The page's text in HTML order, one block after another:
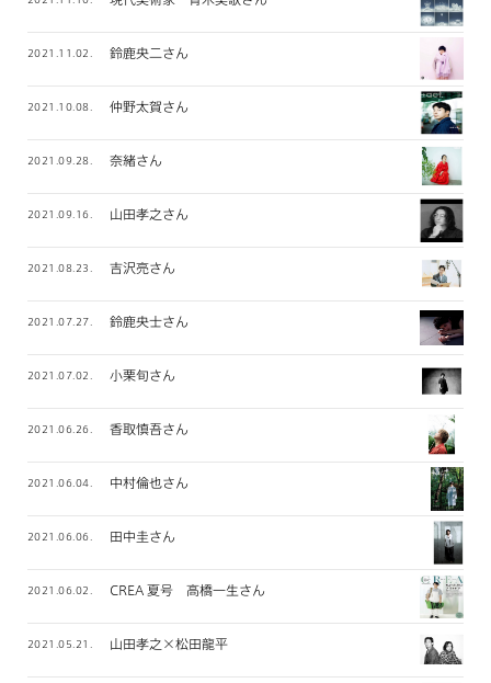
2021.11.02. 鈴鹿央二さん
2021.10.08. 仲野太賀さん
2021.09.28. 奈緒さん
2021.09.16. 山田孝之さん
2021.08.23. 吉沢亮さん
2021.07.27. 鈴鹿央士さん
2021.07.02. 小栗旬さん
2021.06.26. 香取慎吾さん
2021.06.04. 中村倫也さん
2021.06.06. 田中圭さん
2021.06.02. CREA 夏号 高橋一生さん
2021.05.21. 山田孝之×松田龍平